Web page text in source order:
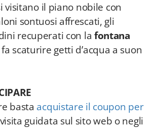
visitano il piano nobile con
sontuosi affrescati, gli
recuperati con la fontana
scaturire getti d’acqua a suon
basta acquistare il coupon per
guidata sul sito web o negli